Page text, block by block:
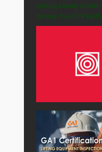
opisują zasady
sprawy, na które